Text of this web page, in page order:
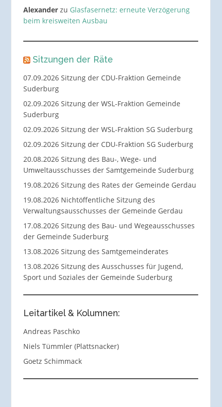
Alexanderzu Glasfasernetz: erneute Verzögerung
beim kreisweiten Ausbau
Sitzungen der Räte
07.09.2026 Sitzung der CDU-Fraktion Gemeinde
Suderburg
02.09.2026 Sitzung der WSL-Fraktion Gemeinde
Suderburg
02.09.2026 Sitzung der WSL-Fraktion SG Suderburg
02.09.2026 Sitzung der CDU-Fraktion SG Suderburg
20.08.2026 Sitzung des Bau-, Wege- und
Umweltausschusses der Samtgemeinde Suderburg
19.08.2026 Sitzung des Rates der Gemeinde Gerdau
19.08.2026 Nichtöffentliche Sitzung des
Verwaltungsausschusses der Gemeinde Gerdau
17.08.2026 Sitzung des Bau- und Wegeausschusses
der Gemeinde Suderburg
13.08.2026 Sitzung des Samtgemeinderates
13.08.2026 Sitzung des Ausschusses für Jugend,
Sport und Soziales der Gemeinde Suderburg
Leitartikel & Kolumnen:
Andreas Paschko
Niels Tümmler (Plattsnacker)
Goetz Schimmack